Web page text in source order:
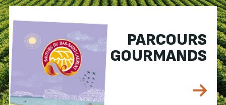
PARCOURS
GOURMANDS